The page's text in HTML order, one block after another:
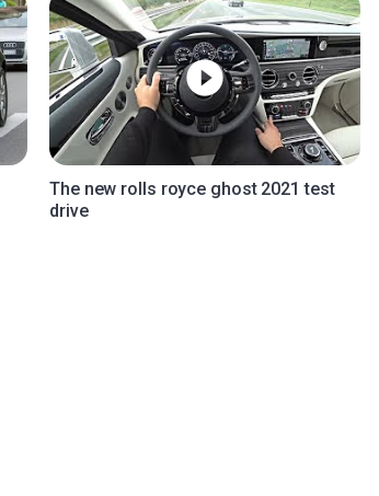
The new rolls royce ghost 2021 test
drive